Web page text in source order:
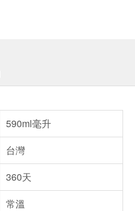
590ml毫升
台灣
360天
常溫